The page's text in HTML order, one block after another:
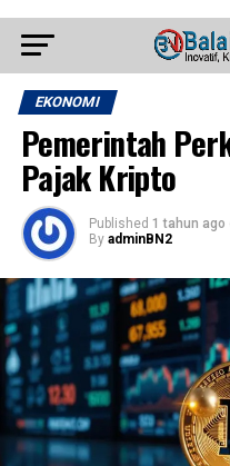
EKONOMI
Pemerintah
Pajak Kripto
Published 1 tahun ago
By adminBN2